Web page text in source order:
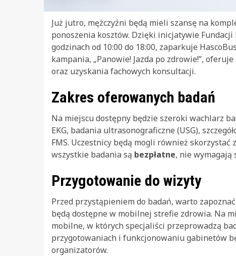
Już jutro, mężczyźni będą mieli szansę na
ponoszenia kosztów. Dzięki inicjatywie
godzinach od 10:00 do 18:00, zaparkuje
kampania, „Panowie! Jazda po zdrowie!”,
oraz uzyskania fachowych konsultacji.
Zakres oferowanych badań
Na miejscu dostępny będzie szeroki wachlarz
EKG, badania ultrasonograficzne (USG),
FMS. Uczestnicy będą mogli również
wszystkie badania są bezpłatne, nie wymagają
Przygotowanie do wizyty
Przed przystąpieniem do badań, warto
będą dostępne w mobilnej strefie zdrowia. Na
mobilne, w których specjaliści przeprowadzą
przygotowaniach i funkcjonowaniu gabinetów
organizatorów.